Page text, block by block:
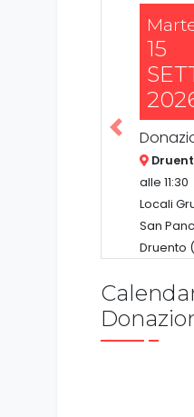
15
alle 11:30
Locali
San
Druento